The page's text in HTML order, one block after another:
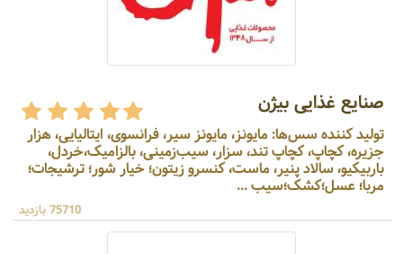
صنایع غذایی بیژن
تولید کننده سس‌ها: مایونز، مایونز سیر، فرانسوی، ایتالیایی، هزار
جزیره، کچاپ، کچاپ تند، سزار، سیب‌زمینی، بالزامیک،خردل،
باربیکیو، سالاد پنیر، ماست، کنسرو زیتون؛ خیار شور؛ ترشیجات؛
مربا؛ عسل؛کشک؛سیب ...
75710 بازدید